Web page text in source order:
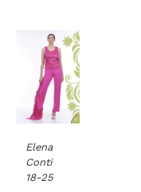
Elena
Conti
18-25